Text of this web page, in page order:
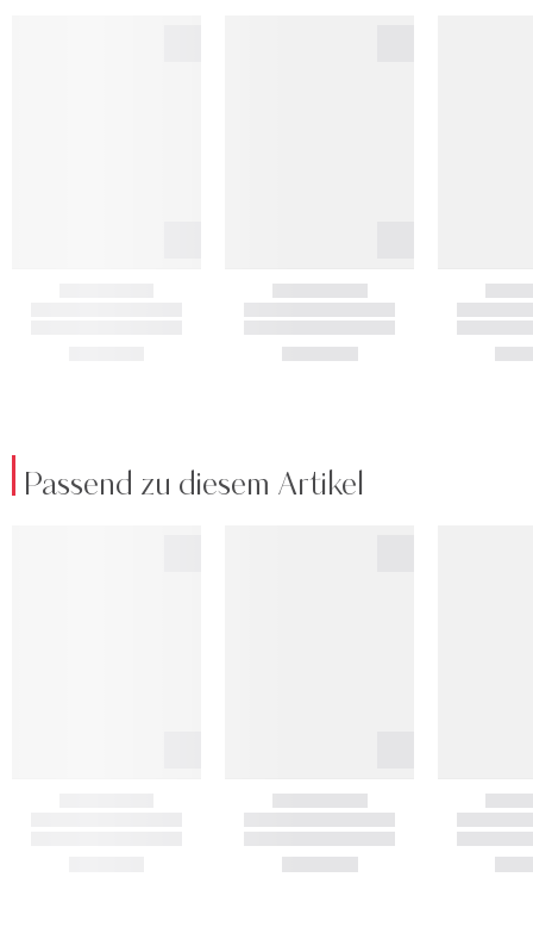
Passend zu diesem Artikel